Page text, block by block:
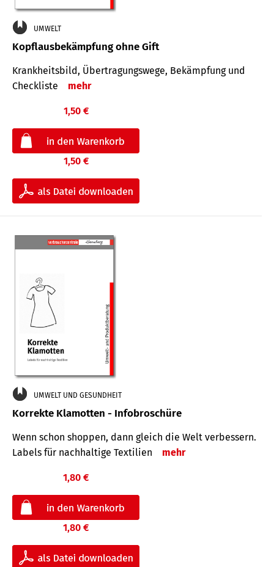
UMWELT
Kopflausbekämpfung ohne Gift
Krankheits­bild, Übertra­gungs­wege, Bekämpfung und
Check­liste
mehr
1,50 €
1,50 €
UMWELT UND GESUNDHEIT
Korrekte Klamotten - Infobroschüre
Wenn schon shoppen, dann gleich die Welt verbessern.
Labels für nachhaltige Textilien
mehr
1,80 €
1,80 €